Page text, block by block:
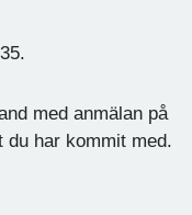
med anmälan på
du har kommit med.